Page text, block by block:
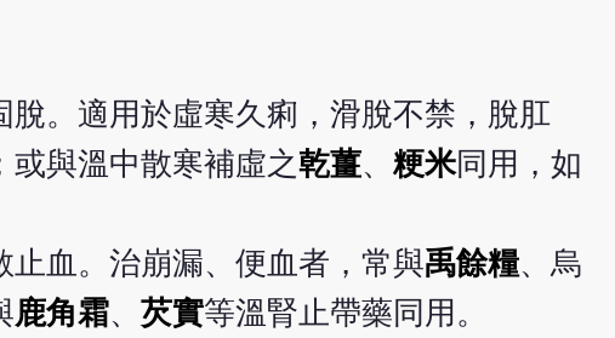
。適用於虛寒久痢，滑脫不禁，脫肛
或與溫中散寒補虛之乾薑、 粳米同用，如
血。治崩漏、便血者，常與禹餘糧、烏
鹿角霜、 芡實等溫腎止帶藥同用。